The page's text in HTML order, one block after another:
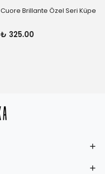
Cuore Brillante Özel Seri Küpe
₺ 325.00